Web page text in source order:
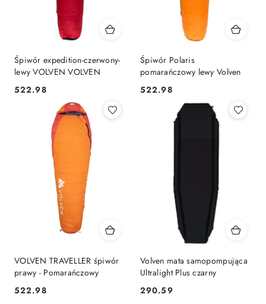
Śpiwór expedition-czerwony-
lewy VOLVEN VOLVEN
Cena:
522.98
Śpiwór Polaris
pomarańczowy lewy Volven
Cena:
522.98
VOLVEN TRAVELLER śpiwór
prawy - Pomarańczowy
Cena:
522.98
Volven mata samopompująca
Ultralight Plus czarny
Cena:
290.59